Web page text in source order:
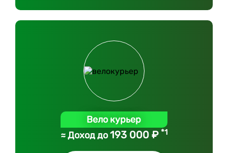
Вело курьер
≈ Доход до193 000 ₽ *1